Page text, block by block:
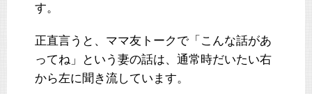
す。
正直言うと、ママ友トークで「こんな話があ
ってね」という妻の話は、通常時だいたい右
から左に聞き流しています。